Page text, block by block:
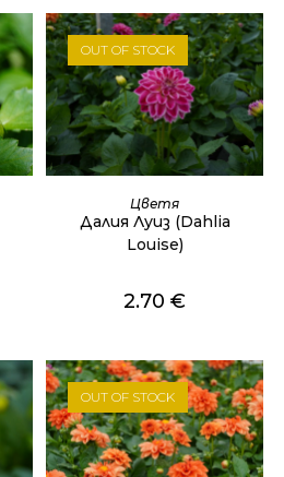
OUT OF STOCK
ОЩЕ
Цветя
Далия Луиз (Dahlia
Louise)
2.70€
OUT OF STOCK